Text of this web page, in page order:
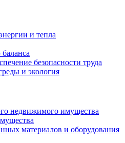
и тепла
безопасности труда
и экология
недвижимого имущества
материалов и оборудования